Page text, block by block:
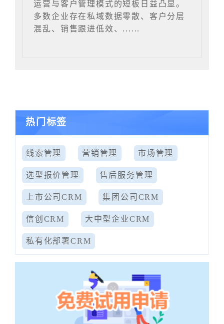
运营与客户管理模式的短板日益凸显。
多数企业存在私域数据零散、客户分层
混乱、销售跟进低效、......
热门标签
线索管理 营销管理 市场管理
选型报价管理 售后服务管理
上市公司CRM 集团公司CRM
信创CRM 大中型企业CRM
私有化部署CRM